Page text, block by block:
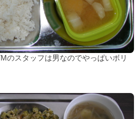
のスタッフは男なのでやっぱいボリ